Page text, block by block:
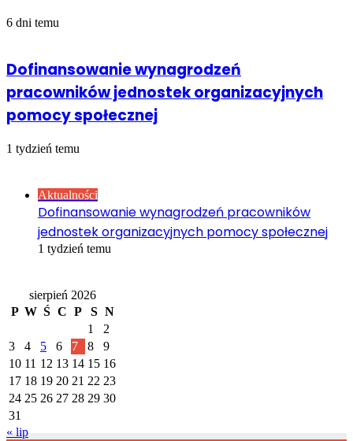
6 dni temu
Dofinansowanie wynagrodzeń
pracowników jednostek organizacyjnych
pomocy społecznej
1 tydzień temu
Aktualności
Dofinansowanie wynagrodzeń pracowników
jednostek organizacyjnych pomocy społecznej
1 tydzień temu
sierpień 2026
P W Ś C P S N
1
2
3
4 5 6 7 8
9
10 11 12 13 14 15 16
17 18 19 20 21 22 23
24 25 26 27 28 29 30
31
« lip